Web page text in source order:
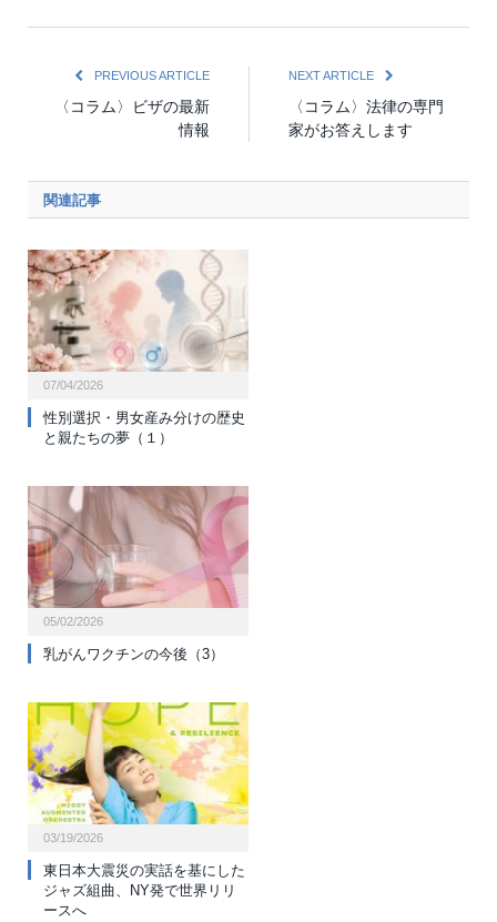
PREVIOUS ARTICLE
〈コラム〉ビザの最新
情報
NEXT ARTICLE
〈コラム〉法律の専門
家がお答えします
関連記事
07/04/2026
性別選択・男女産み分けの歴史
と親たちの夢（１）
05/02/2026
乳がんワクチンの今後（3）
03/19/2026
東日本大震災の実話を基にした
ジャズ組曲、NY発で世界リリ
ースへ